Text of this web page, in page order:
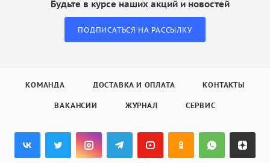
Будьте в курсе наших акций и новостей
ПОДПИСАТЬСЯ НА РАССЫЛКУ
КОМАНДА ДОСТАВКА И ОПЛАТА КОНТАКТЫ
ВАКАНСИИ ЖУРНАЛ СЕРВИС